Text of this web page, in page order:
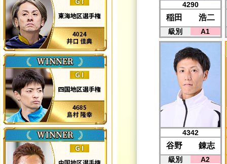
4290
稲田 浩二
級別 A1
4342
谷野 錬志
級別 A2